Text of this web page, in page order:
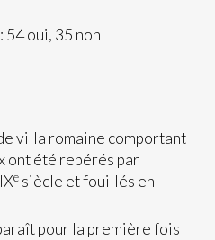
54 oui, 35 non
villa romaine comportant
ont été repérés par
e siècle et fouillés en
pour la première fois